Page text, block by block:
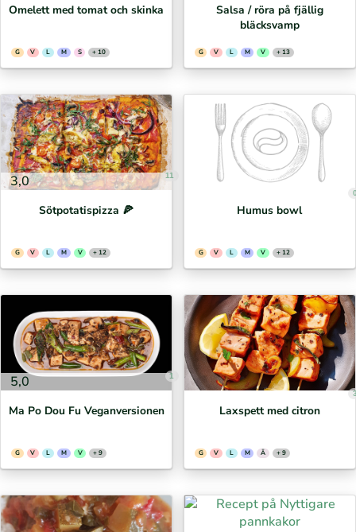
Omelett med tomat och skinka
G V L M S + 10
Salsa / röra på fjällig
bläcksvamp
G V L M V + 13
3,0 11
Sötpotatispizza 🍕⁣
G V L M V + 12
Humus bowl
G V L M V + 12
5,0 1
Ma Po Dou Fu Veganversionen
G V L M V + 9
Laxspett med citron
G V L M Ä + 9